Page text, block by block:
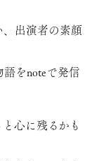
、出演者の素顔
語をnoteで発信
心に残るかも